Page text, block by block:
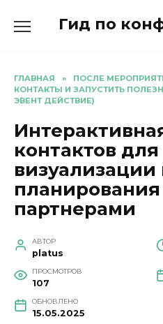
Гид по
ГЛАВНАЯ »
ПОСЛЕ
КОНТАКТЫ И ЗАПУСТИТЬ
ЭВЕНТ ДЕЙСТВИЕ)
контактов для
визуализации
планирования
партнерами
АВТОР
platus
ПРОСМОТРОВ
107
ОБНОВЛЕНО
15.05.2025